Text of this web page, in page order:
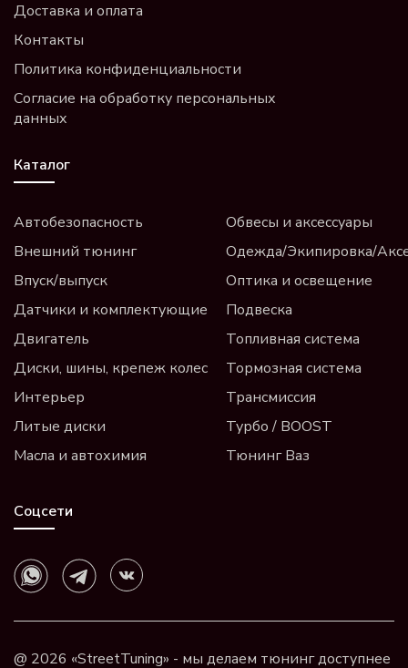
Доставка и оплата
Контакты
Политика конфиденциальности
Согласие на обработку персональных
данных
Каталог
Автобезопасность
Внешний тюнинг
Впуск/выпуск
Датчики и комплектующие
Двигатель
Диски, шины, крепеж колес
Интерьер
Литые диски
Масла и автохимия
Обвесы и аксессуары
Одежда/Экипировка/
Оптика и освещение
Подвеска
Топливная система
Тормозная система
Трансмиссия
Турбо / BOOST
Тюнинг Ваз
Соцсети
@ 2026 «StreetTuning» - мы делаем тюнинг доступнее